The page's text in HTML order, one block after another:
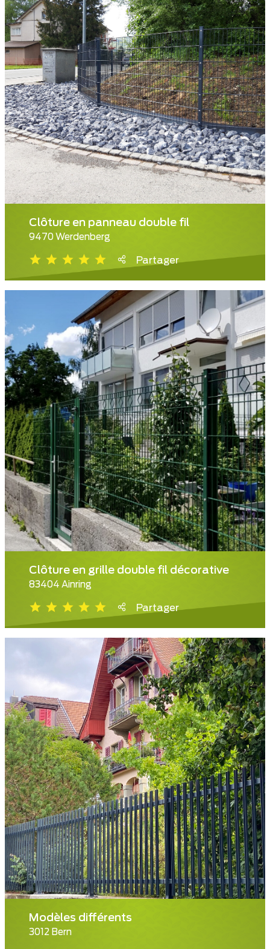
Clôture en panneau double fil
9470 Werdenberg
Partager
Clôture en grille double fil décorative
83404 Ainring
Partager
Modèles différents
3012 Bern